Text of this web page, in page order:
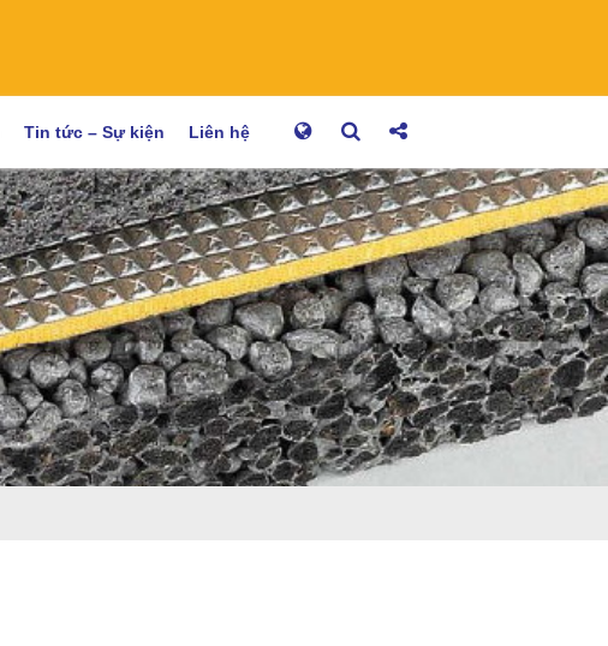
Tin tức – Sự kiện Liên hệ